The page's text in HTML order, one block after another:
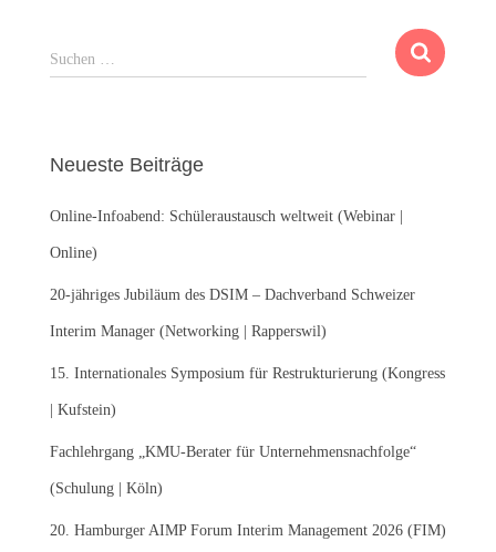
S
u
n
a
c
:
Suchen …
Neueste Beiträge
Online-Infoabend: Schüleraustausch weltweit (Webinar |
Online)
20-jähriges Jubiläum des DSIM – Dachverband Schweizer
Interim Manager (Networking | Rapperswil)
15. Internationales Symposium für Restrukturierung (Kongress
| Kufstein)
Fachlehrgang „KMU-Berater für Unternehmensnachfolge“
(Schulung | Köln)
20. Hamburger AIMP Forum Interim Management 2026 (FIM)